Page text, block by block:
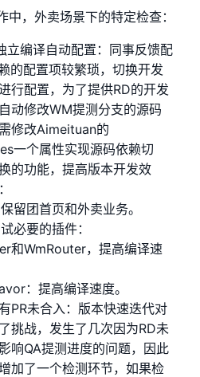
中，外卖场景下的特定检查：
立编译自动配置：同事反馈配
的配置项较繁琐，切换开发
行配置，为了提供RD的开发
动修改WM提测分支的源码
修改Aimeituan的
一个属性实现源码依赖切
的功能，提高版本开发效
留团首页和外卖业务。
必要的插件：
和WmRouter，提高编译速
：提高编译速度。
PR未合入：版本快速迭代对
挑战，发生了几次因为RD未
响QA提测进度的问题，因此
加了一个检测环节，如果检